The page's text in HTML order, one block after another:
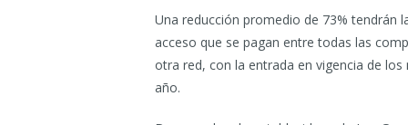
Una reducción promedio de 73% tendrán
acceso que se pagan entre todas las
otra red, con la entrada en vigencia de
año.